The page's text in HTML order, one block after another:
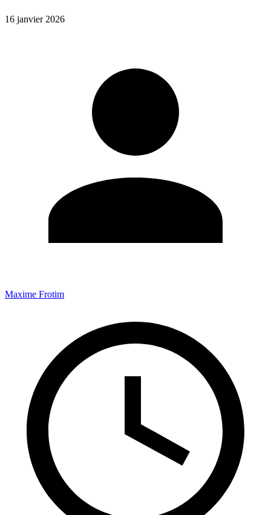
16 janvier 2026
Maxime Frotim